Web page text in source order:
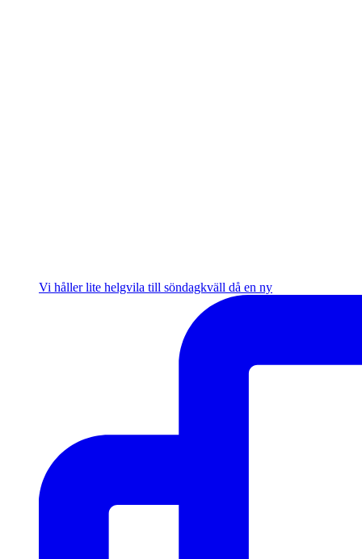
Vi håller lite helgvila till söndagkväll då en ny